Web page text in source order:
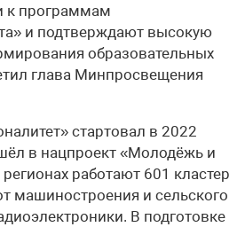
к программам
и подтверждают высокую
образовательных
глава Минпросвещения
стартовал в 2022
в нацпроект «Молодёжь и
работают 601 кластер
машиностроения и сельского
В подготовке